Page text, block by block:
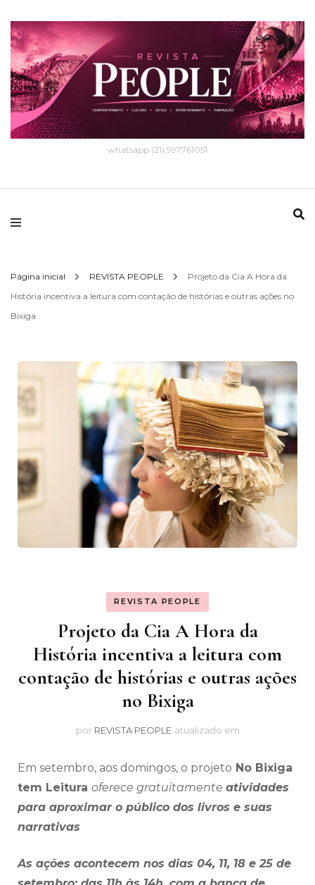
whatsapp (21) 997761051
Página inicial REVISTA PEOPLE
Projeto da Cia A Hora da
História incentiva a leitura com contação de histórias e outras ações no
Bixiga
REVISTA PEOPLE
Projeto da Cia A Hora da
História incentiva a leitura com
contação de histórias e outras ações
no Bixiga
por REVISTA PEOPLE atualizado em
Em setembro, aos domingos, o projeto No Bixiga
tem Leitura oferece gratuitamente atividades
para aproximar o público dos livros e suas
narrativas
As ações acontecem nos dias 04, 11, 18 e 25 de